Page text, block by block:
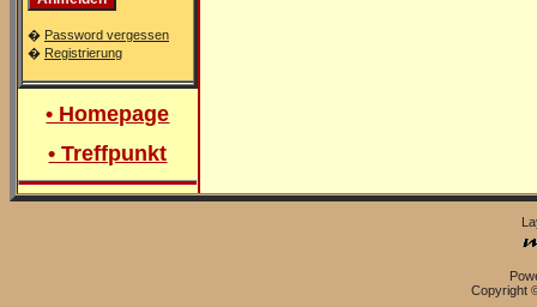
� Password vergessen
� Registrierung
• Homepage
• Treffpunkt
Copyright